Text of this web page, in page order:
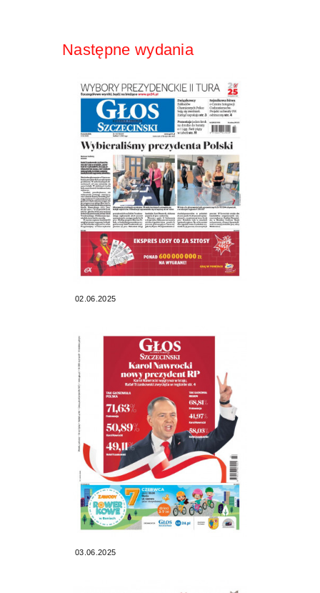
Następne wydania
02.06.2025
03.06.2025